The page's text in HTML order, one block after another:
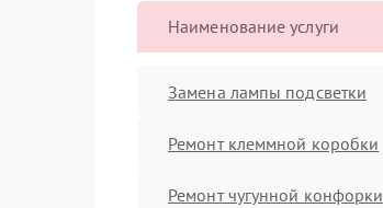
Наименование услуги
Замена лампы подсветки
Ремонт клеммной коробки
Ремонт чугунной конфорки